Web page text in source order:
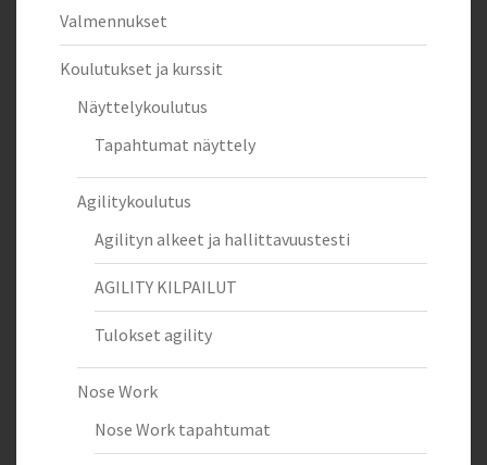
Valmennukset
Koulutukset ja kurssit
Näyttelykoulutus
Tapahtumat näyttely
Agilitykoulutus
Agilityn alkeet ja hallittavuustesti
AGILITY KILPAILUT
Tulokset agility
Nose Work
Nose Work tapahtumat